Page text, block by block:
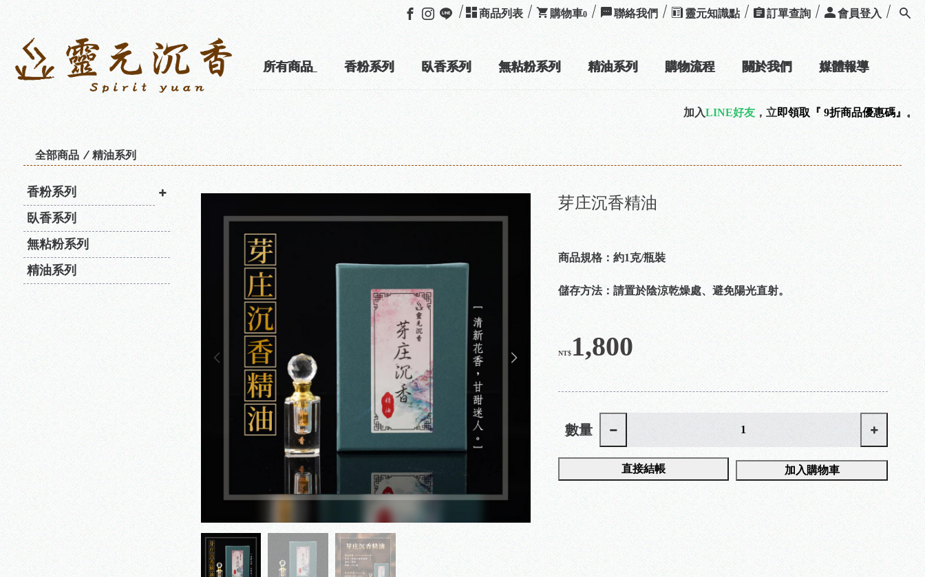
商品列表 購物車0 聯絡我們 靈元知識點 訂單查詢 會員登入
所有商品 香粉系列 臥香系列 無粘粉系列 精油系列 購物流程 關於我們 媒體報導
，立即領取『 9折商品優惠碼』。☞@spirityuan
全部商品 精油系列
香粉系列
臥香系列
無粘粉系列
精油系列
芽庄沉香精油
商品規格：約1克/瓶裝
儲存方法：請置於陰涼乾燥處、避免陽光直射。
NT$1,800
數量
直接結帳 加入購物車